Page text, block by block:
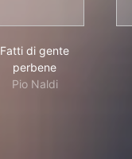
Fatti di gente
perbene
Pio Naldi